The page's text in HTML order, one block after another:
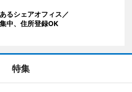
るシェアオフィス／
中、住所登録OK
特集